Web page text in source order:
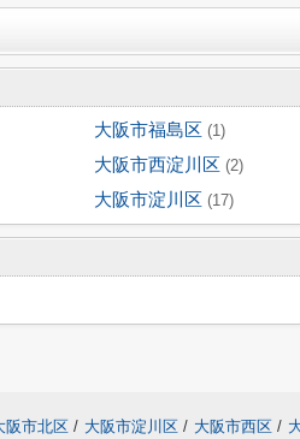
大阪市福島区 (1)
大阪市西淀川区 (2)
大阪市淀川区 (17)
阪市北区 / 大阪市淀川区 / 大阪市西区 /